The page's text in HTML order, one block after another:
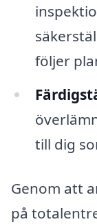
följer
till dig
Genom att
på